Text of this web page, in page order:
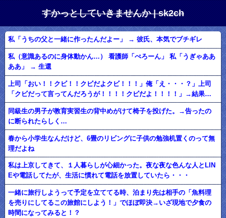
すかっとしていきませんか | sk2ch
私「うちの父と一緒に作ったんだよー」 → 彼氏、本気でブチギレ
私（意識あるのに身体動かん…） 看護師「ぺろーん」 私「うぎゃああ
ああ」 → 生還
上司「おい！！クビ！！クビだよクビ！！！」俺「え・・・？」上司
「クビだって言ってんだろうが！！！！クビだよ！！！！」→結果…
同級生の男子が教育実習生の背中めがけて椅子を投げた。→告ったの
に断られたらしく…
春から小学生なんだけど、6畳のリビングに子供の勉強机置くのって無
理だよね
私は上京してきて、１人暮らしが心細かった。夜な夜な色んな人とLIN
Eや電話してたが、生活に慣れて電話を放置していたら・・・
一緒に旅行しようって予定を立ててる時、泊まり先は相手の「魚料理
を売りにしてるこの旅館にしよう！」でほぼ即決→いざ現地で夕食の
時間になってみると！？